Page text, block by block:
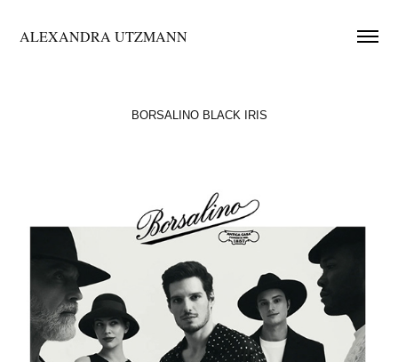
ALEXANDRA UTZMANN
BORSALINO BLACK IRIS